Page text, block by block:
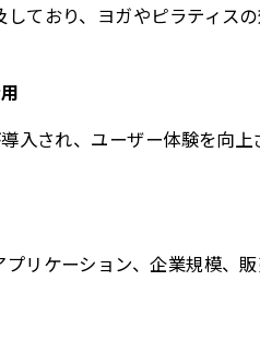
ており、ヨガやピラティス
入され、ユーザー体験を向上
リケーション、企業規模、